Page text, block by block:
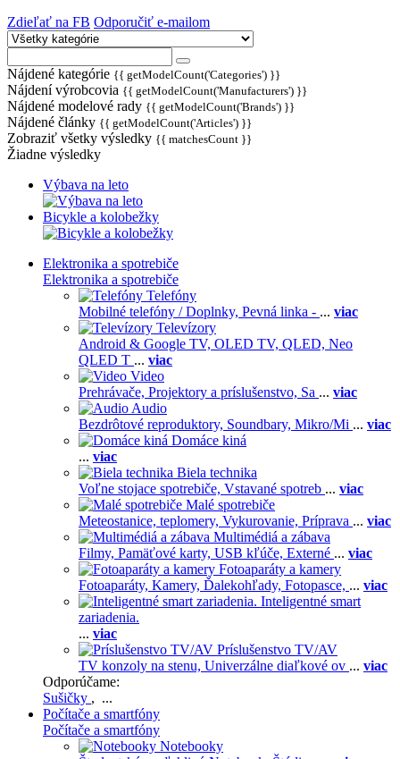
Zdieľať na FB Odporučiť e-mailom
Nájdené kategórie {{ getModelCount('Categories') }}
Nájdení výrobcovia {{ getModelCount('Manufacturers') }}
Nájdené modelové rady {{ getModelCount('Brands') }}
Nájdené články {{ getModelCount('Articles') }}
Zobraziť všetky výsledky {{ matchesCount }}
Žiadne výsledky
Výbava na leto
Bicykle a kolobežky
Elektronika a spotrebiče
Elektronika a spotrebiče
Telefóny
Mobilné telefóny / Doplnky, Pevná linka - ... viac
Televízory
Android & Google TV, OLED TV, QLED, Neo
QLED T ... viac
Video
Prehrávače, Projektory a príslušenstvo, Sa ... viac
Audio
Bezdrôtové reproduktory, Soundbary, Mikro/Mi ... viac
Domáce kiná
... viac
Biela technika
Voľne stojace spotrebiče, Vstavané spotreb ... viac
Malé spotrebiče
Meteostanice, teplomery, Vykurovanie, Príprava ... viac
Multimédiá a zábava
Filmy, Pamäťové karty, USB kľúče, Externé ... viac
Fotoaparáty a kamery
Fotoaparáty, Kamery, Ďalekohľady, Fotopasce, ... viac
Inteligentné smart
zariadenia.
... viac
Príslušenstvo TV/AV
TV konzoly na stenu, Univerzálne diaľkové ov ... viac
Odporúčame:
Sušičky , ...
Počítače a smartfóny
Počítače a smartfóny
Notebooky